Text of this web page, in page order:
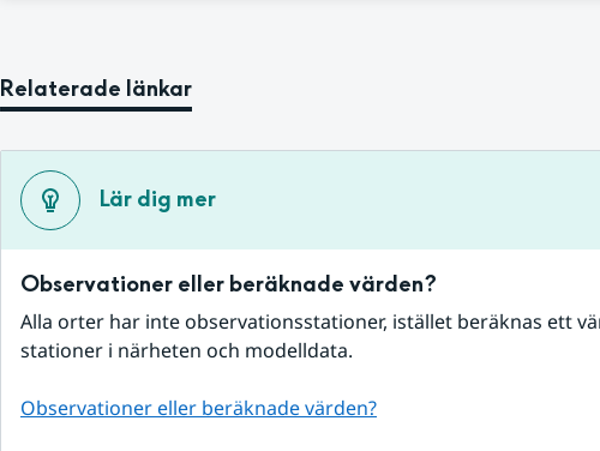
Relaterade länkar
Lär dig mer
Observationer eller beräknade värden?
Alla orter har inte observationsstationer, istället beräknas ett
stationer i närheten och modelldata.
Observationer eller beräknade värden?